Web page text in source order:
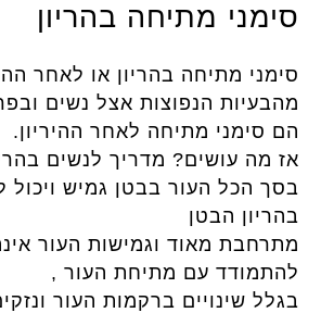
סימני מתיחה בהריון
סימני מתיחה בהריון או לאחר
מהבעיות הנפוצות אצל נשים
הם סימני מתיחה לאחר ההיריון.
אז מה עושים? מדריך לנשים
בסך הכל העור בבטן גמיש
בהריון הבטן
מתרחבת מאוד וגמישות העור
להתמודד עם מתיחת העור ,
בגלל שינויים ברקמות העור